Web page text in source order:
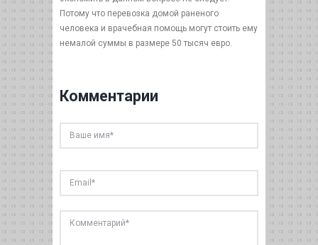
Потому что перевозка домой раненого
человека и врачебная помощь могут стоить ему
немалой суммы в размере 50 тысяч евро.
Комментарии